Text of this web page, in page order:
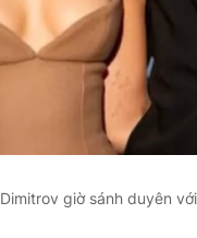
Dimitrov giờ sánh duyên